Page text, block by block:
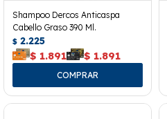
Shampoo Dercos Anticaspa
Cabello Graso 390 Ml.
$ 2.225
$ 1.891 $ 1.891